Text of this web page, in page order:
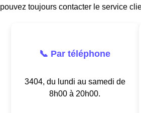
pouvez toujours contacter le service
📞 Par téléphone
3404, du lundi au samedi de
8h00 à 20h00.